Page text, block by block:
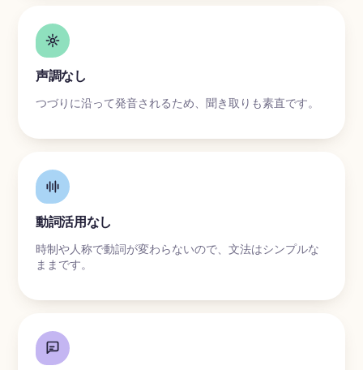
声調なし
つづりに沿って発音されるため、聞き取りも素直です。
動詞活用なし
時制や人称で動詞が変わらないので、文法はシンプルな
ままです。